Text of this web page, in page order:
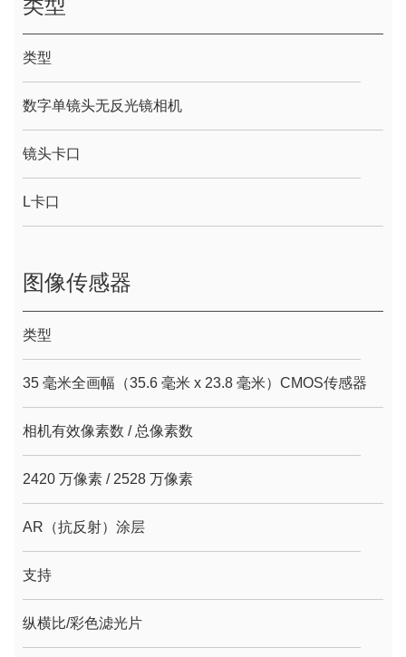
类型
数字单镜头无反光镜相机
镜头卡口
L卡口
图像传感器
类型
35 毫米全画幅（35.6 毫米 x 23.8 毫米）CMOS传感器
相机有效像素数 / 总像素数
2420 万像素 / 2528 万像素
AR（抗反射）涂层
支持
纵横比/彩色滤光片